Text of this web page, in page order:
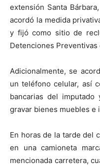
extensión Santa
acordó la medida
y fijó como sitio de
Detenciones Preventivas
Adicionalmente, se
un teléfono celular, así
bancarias del
gravar bienes muebles e
En horas de la tarde del
en una camioneta
mencionada carretera,